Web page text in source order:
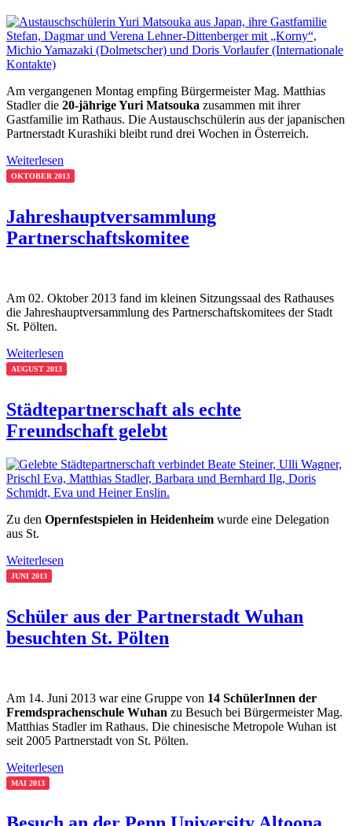
Am vergangenen Montag empfing Bürgermeister Mag. Matthias
Stadler die 20-jährige Yuri Matsouka zusammen mit ihrer
Gastfamilie im Rathaus. Die Austauschschülerin aus der japanischen
Partnerstadt Kurashiki bleibt rund drei Wochen in Österreich.
Weiterlesen
OKTOBER 2013
Jahreshauptversammlung
Partnerschaftskomitee
Am 02. Oktober 2013 fand im kleinen Sitzungssaal des Rathauses
die Jahreshauptversammlung des Partnerschaftskomitees der Stadt
St. Pölten.
Weiterlesen
AUGUST 2013
Städtepartnerschaft als echte
Freundschaft gelebt
Zu den Opernfestspielen in Heidenheim wurde eine Delegation
aus St.
Weiterlesen
JUNI 2013
Schüler aus der Partnerstadt Wuhan
besuchten St. Pölten
Am 14. Juni 2013 war eine Gruppe von 14 SchülerInnen der
Fremdsprachenschule Wuhan zu Besuch bei Bürgermeister Mag.
Matthias Stadler im Rathaus. Die chinesische Metropole Wuhan ist
seit 2005 Partnerstadt von St. Pölten.
Weiterlesen
MAI 2013